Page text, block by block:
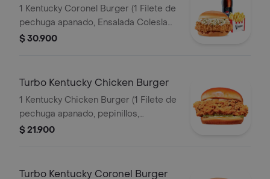
Burger
1 Kentucky Coronel Burger (1 Filete de
pechuga apanado, Ensalada Coleslaw,
BBQ y mantequilla) + 1 Papa Pequeña
$ 30.900
Turbo Kentucky Chicken Burger
1 Kentucky Chicken Burger (1 Filete de
pechuga apanado, pepinillos,
mayonesa premium y mantequilla)
$ 21.900
Turbo Kentucky Coronel Burger